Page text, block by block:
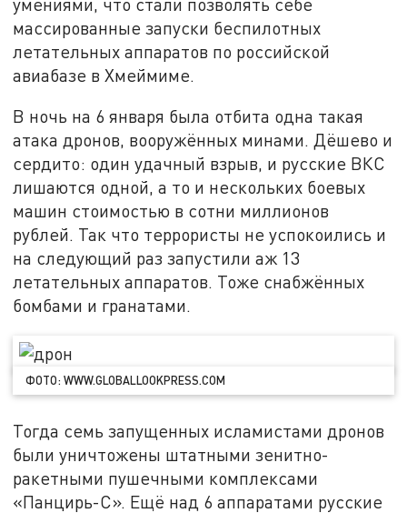
массированные запуски беспилотных
летательных аппаратов по российской
авиабазе в Хмеймиме.
В ночь на 6 января была отбита одна такая
атака дронов, вооружённых минами. Дёшево и
сердито: один удачный взрыв, и русские ВКС
лишаются одной, а то и нескольких боевых
машин стоимостью в сотни миллионов
рублей. Так что террористы не успокоились и
на следующий раз запустили аж 13
летательных аппаратов. Тоже снабжённых
бомбами и гранатами.
ФОТО: WWW.GLOBALLOOKPRESS.COM
Тогда семь запущенных исламистами дронов
были уничтожены штатными зенитно-
ракетными пушечными комплексами
«Панцирь-С». Ещё над 6 аппаратами русские